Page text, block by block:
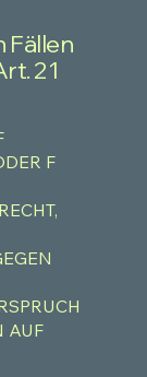
Fällen
21
F
AUF